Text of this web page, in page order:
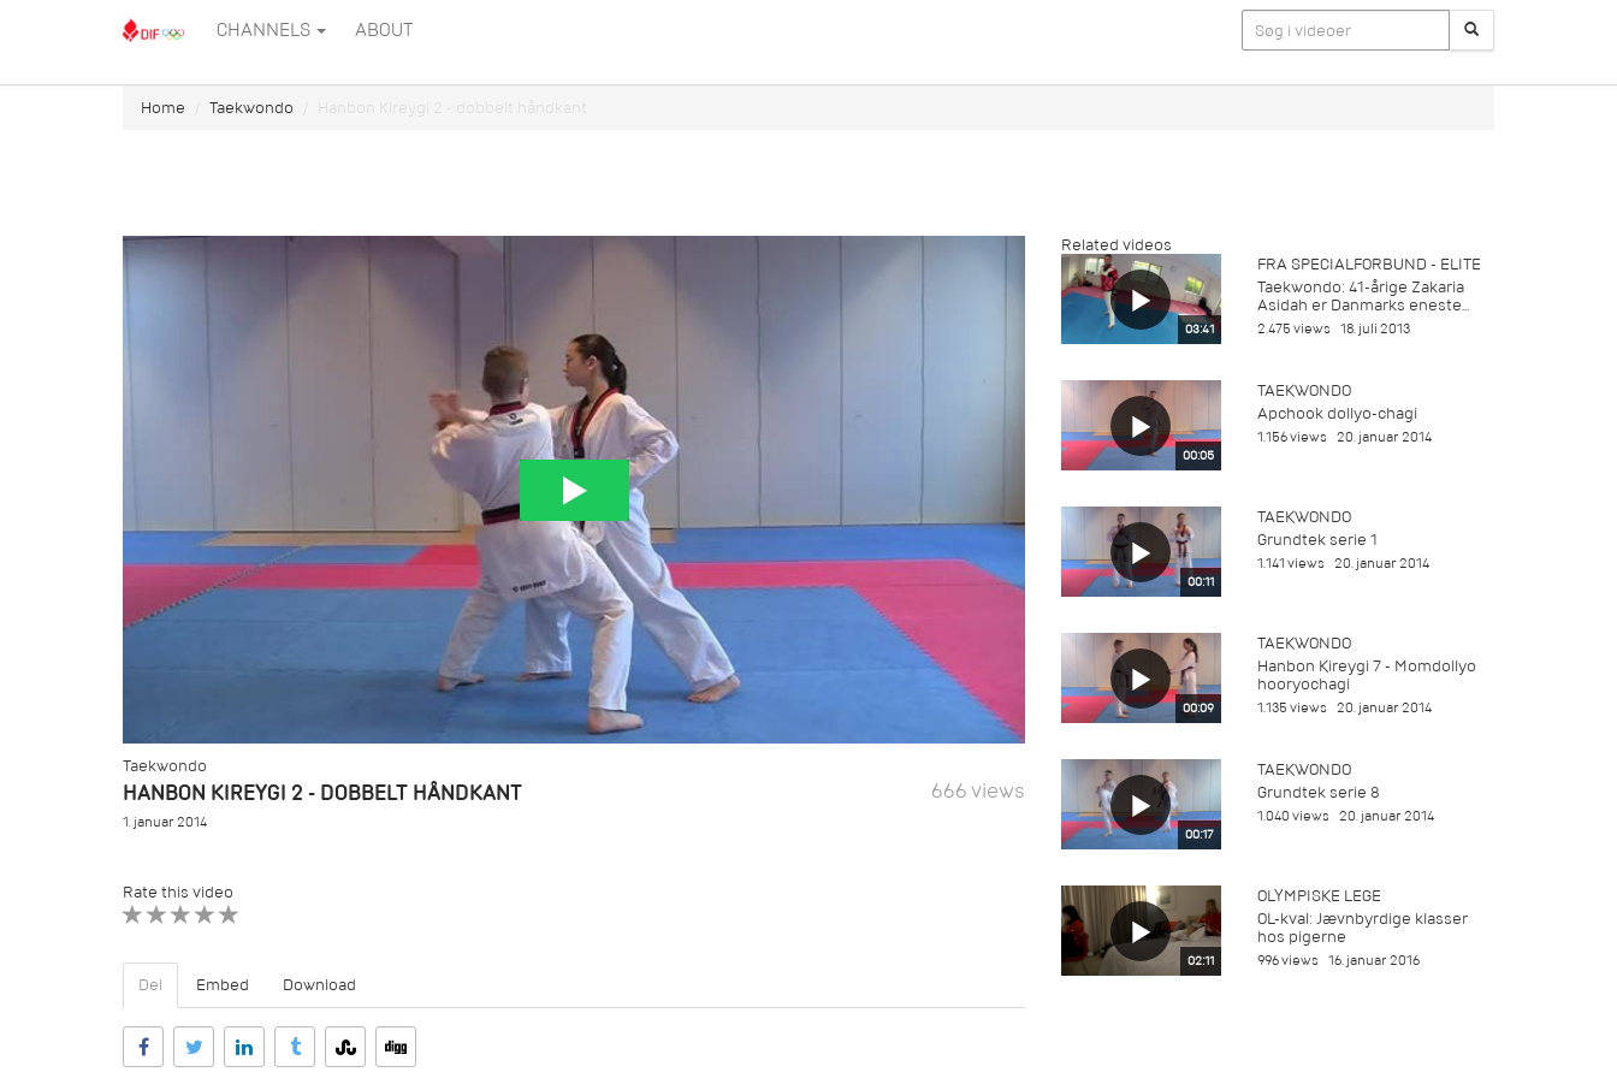
CHANNELS ABOUT
Home Taekwondo Hanbon Kireygi 2 - dobbelt håndkant
Taekwondo
HANBON KIREYGI 2 - DOBBELT HÅNDKANT 666 views
1. januar 2014
Rate this video
Del Embed Download
Related videos
03:41
FRA SPECIALFORBUND - ELITE
Taekwondo: 41-årige Zakaria
Asidah er Danmarks eneste...
2.475 views 18. juli 2013
00:05
TAEKWONDO
Apchook dollyo-chagi
1.156 views 20. januar 2014
00:11
TAEKWONDO
Grundtek serie 1
1.141 views 20. januar 2014
00:09
TAEKWONDO
Hanbon Kireygi 7 - Momdollyo
hooryochagi
1.135 views 20. januar 2014
00:17
TAEKWONDO
Grundtek serie 8
1.040 views 20. januar 2014
02:11
OLYMPISKE LEGE
OL-kval: Jævnbyrdige klasser
hos pigerne
996 views 16. januar 2016